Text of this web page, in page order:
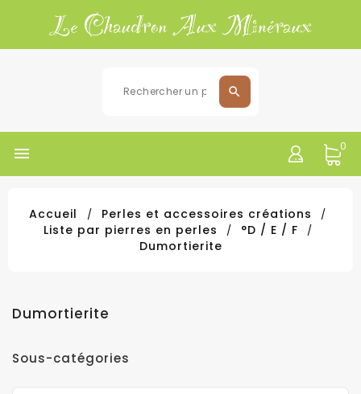
 0
Accueil
Perles et accessoires créations
Liste par pierres en perles
°D / E / F
Dumortierite
Dumortierite
Sous-catégories